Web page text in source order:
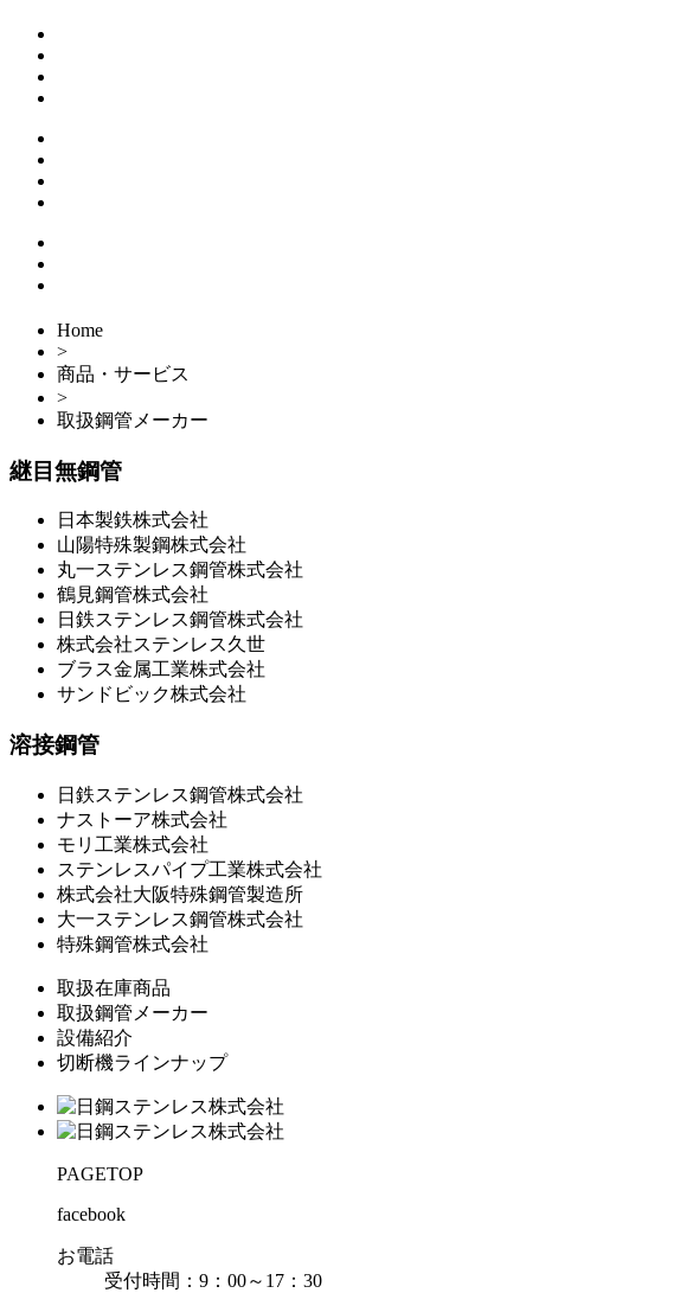
Home
>
商品・サービス
>
取扱鋼管メーカー
継目無鋼管
日本製鉄株式会社
山陽特殊製鋼株式会社
丸一ステンレス鋼管株式会社
鶴見鋼管株式会社
日鉄ステンレス鋼管株式会社
株式会社ステンレス久世
ブラス金属工業株式会社
サンドビック株式会社
溶接鋼管
日鉄ステンレス鋼管株式会社
ナストーア株式会社
モリ工業株式会社
ステンレスパイプ工業株式会社
株式会社大阪特殊鋼管製造所
大一ステンレス鋼管株式会社
特殊鋼管株式会社
取扱在庫商品
取扱鋼管メーカー
設備紹介
切断機ラインナップ
PAGETOP
facebook
お電話
受付時間：9：00～17：30